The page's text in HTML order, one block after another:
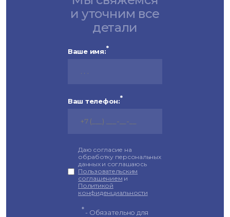
и уточним все
детали
Ваше имя:*
Ваш телефон:*
Даю согласие на
обработку персональных
данных и соглашаюсь
Пользовательским
соглашением и
Политикой
конфиденциальности
* - Обязательно для